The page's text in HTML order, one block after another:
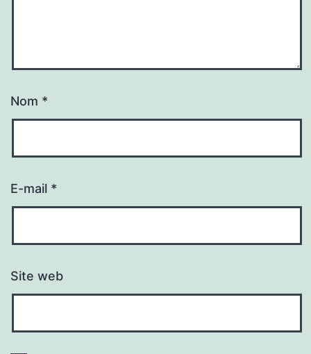
Nom *
E-mail *
Site web